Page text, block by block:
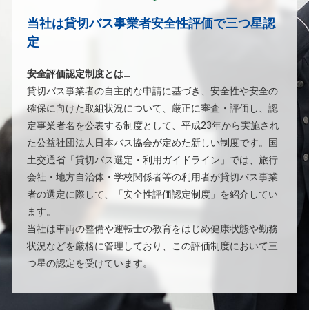
当社は貸切バス事業者安全性評価で三つ星認
定
安全評価認定制度とは…
貸切バス事業者の自主的な申請に基づき、安全性や安全の
確保に向けた取組状況について、厳正に審査・評価し、認
定事業者名を公表する制度として、平成23年から実施され
た公益社団法人日本バス協会が定めた新しい制度です。国
土交通省「貸切バス選定・利用ガイドライン」では、旅行
会社・地方自治体・学校関係者等の利用者が貸切バス事業
者の選定に際して、「安全性評価認定制度」を紹介してい
ます。
当社は車両の整備や運転士の教育をはじめ健康状態や勤務
状況などを厳格に管理しており、この評価制度において三
つ星の認定を受けています。